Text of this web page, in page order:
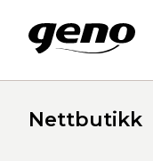
Nettbutikk